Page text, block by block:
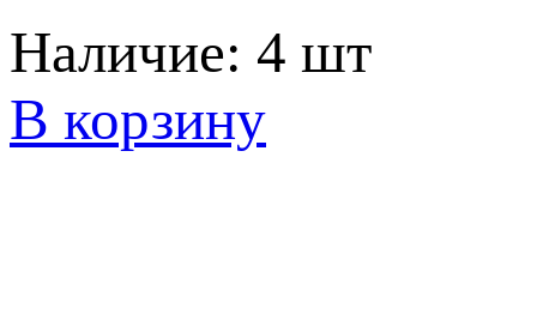
Наличие: 4 шт
В корзину